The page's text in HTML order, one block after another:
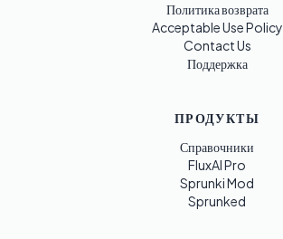
Политика возврата
Acceptable Use Policy
Contact Us
Поддержка
ПРОДУКТЫ
Справочники
FluxAI Pro
Sprunki Mod
Sprunked